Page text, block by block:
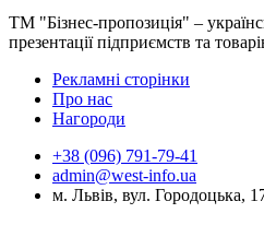
ТМ "Бізнес-пропозиція" –
презентації підприємств та
Рекламні сторінки
Про нас
Нагороди
+38 (096) 791-79-41
admin@west-info.ua
м. Львів, вул. Городоцька,